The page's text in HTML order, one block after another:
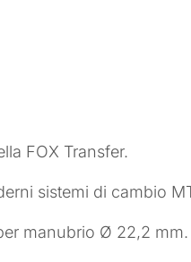
FOX Transfer.
sistemi di cambio
manubrio Ø 22,2 mm.